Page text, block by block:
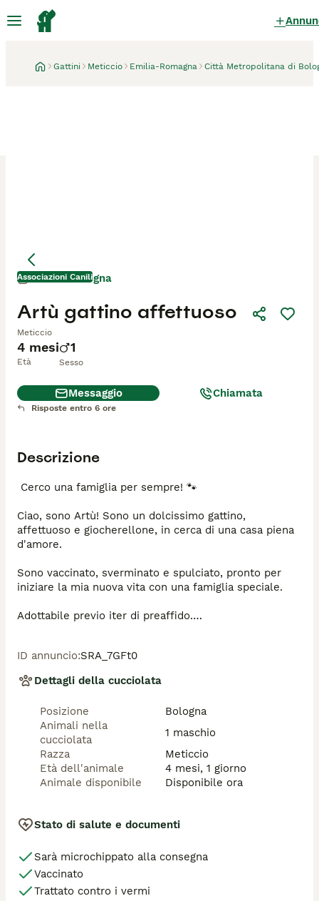
Gattini Meticcio Emilia-Romagna Città Metropolitana di
Associazioni Canili
4 mesi
Età
1
Sesso
Artù gattino affettuoso
Meticcio
1 mese Bologna
Messaggio Chiamata
Risposte entro 6 ore
Descrizione
Cerco una famiglia per sempre! 🐾
Ciao, sono Artù! Sono un dolcissimo gattino,
affettuoso e giocherellone, in cerca di una casa piena
d'amore.
Sono vaccinato, sverminato e spulciato, pronto per
iniziare la mia nuova vita con una famiglia speciale.
Adottabile previo iter di preaffido.
Roberta 3401850645
ID annuncio:SRA_7GFt0
Dettagli della cucciolata
Posizione
Bologna
Animali nella
cucciolata
1 maschio
Razza
Meticcio
Età dell'animale
4 mesi, 1 giorno
Animale disponibile
Disponibile ora
Stato di salute e documenti
Sarà microchippato alla consegna
Vaccinato
Trattato contro i vermi